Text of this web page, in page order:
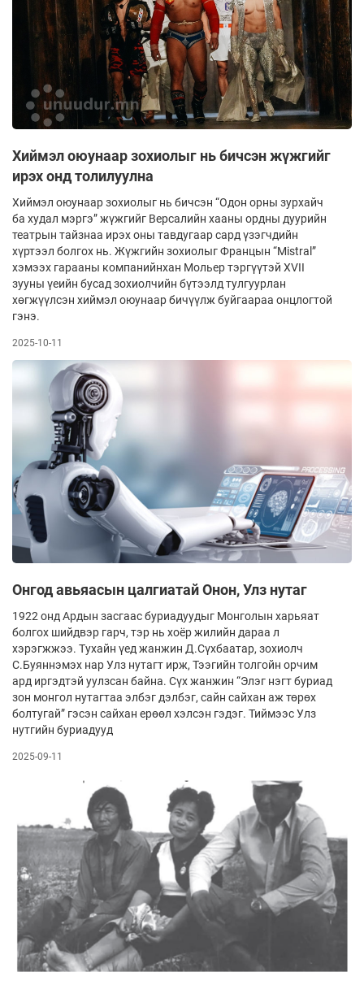
Хиймэл оюунаар зохиолыг нь бичсэн жүжгийг
ирэх онд толилуулна
Хиймэл оюунаар зохиолыг нь бичсэн “Одон орны зурхайч
ба худал мэргэ” жүжгийг Версалийн хааны ордны дуурийн
театрын тайзнаа ирэх оны тавдугаар сард үзэгчдийн
хүртээл болгох нь. Жүжгийн зохиолыг Францын “Mistral”
хэмээх гарааны компанийнхан Мольер тэргүүтэй XVII
зууны үеийн бусад зохиолчийн бүтээлд тулгуурлан
хөгжүүлсэн хиймэл оюунаар бичүүлж буйгаараа онцлогтой
гэнэ.
2025-10-11
Онгод авьяасын цалгиатай Онон, Улз нутаг
1922 онд Ардын засгаас буриадуудыг Монголын харьяат
болгох шийдвэр гарч, тэр нь хоёр жилийн дараа л
хэрэгжжээ. Тухайн үед жанжин Д.Сүхбаатар, зохиолч
С.Буяннэмэх нар Улз нутагт ирж, Тээгийн толгойн орчим
ард иргэдтэй уулзсан байна. Сүх жанжин “Элэг нэгт буриад
зон монгол нутагтаа элбэг дэлбэг, сайн сайхан аж төрөх
болтугай” гэсэн сайхан ерөөл хэлсэн гэдэг. Тиймээс Улз
нутгийн буриадууд
2025-09-11